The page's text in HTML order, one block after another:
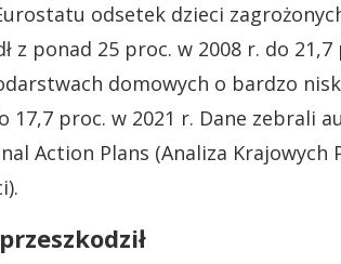
odsetek dzieci
z ponad 25 proc. w 2008 r. do
domowych o bardzo
17,7 proc. w 2021 r. Dane zebrali
Action Plans (Analiza Krajowych